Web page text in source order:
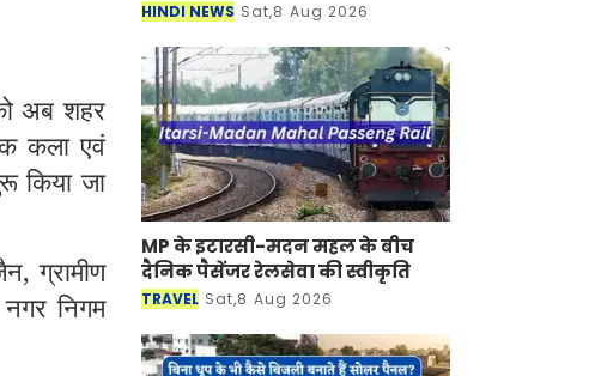
अब शहर
कला एवं
किया जा
ग्रामीण
निगम
HINDI NEWS Sat,8 Aug 2026
MP के इटारसी-मदन महल के बीच
दैनिक पैसेंजर रेलसेवा की स्वीकृति
TRAVEL Sat,8 Aug 2026